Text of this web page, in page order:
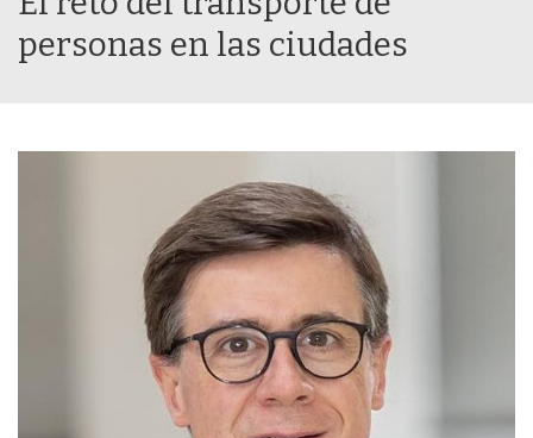
personas en las ciudades